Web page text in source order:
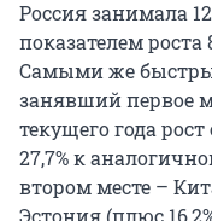
Россия занимала
показателем роста
Самыми же
занявший первое
текущего года
27,7% к
втором месте –
Эстония (плюс